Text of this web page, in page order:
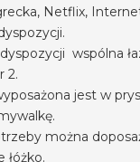
Netflix,
wspólna
2.
jest w
można
łóżko.